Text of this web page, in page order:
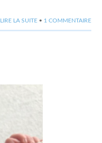
LIRE LA SUITE • 1 COMMENTAIRE